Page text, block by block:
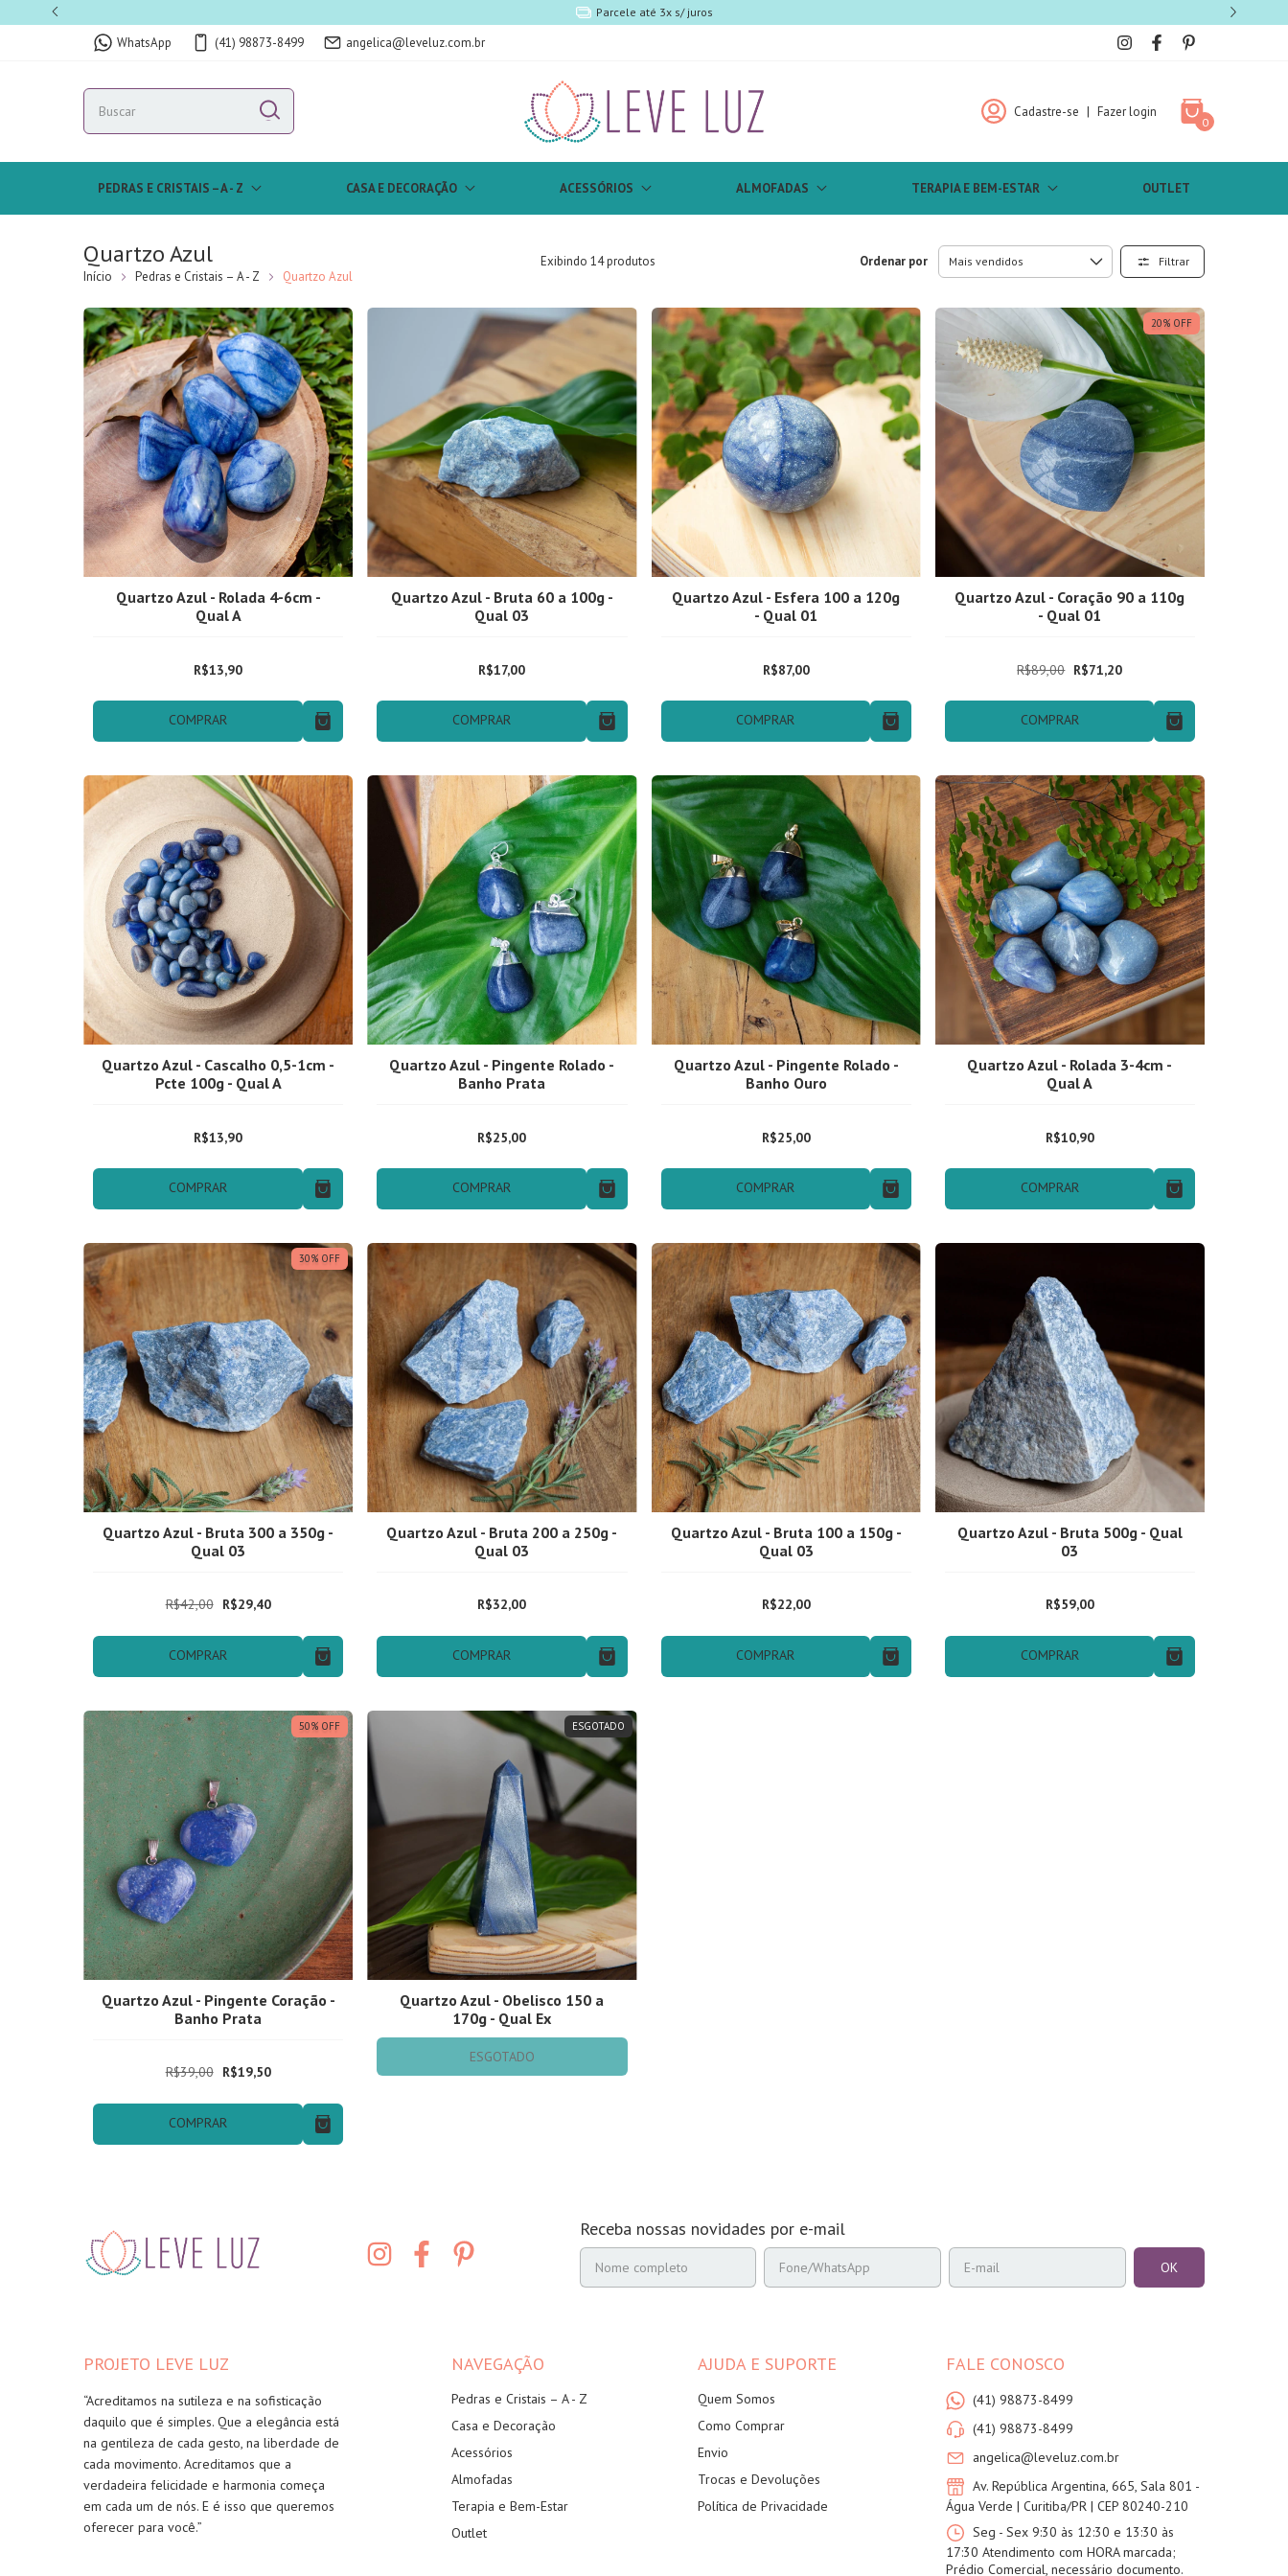
5% off no PIX
WhatsApp (41) 98873-8499 angelica@leveluz.com.br
Cadastre-se | Fazer login
0
PEDRAS E CRISTAIS – A - Z CASA E DECORAÇÃO ACESSÓRIOS ALMOFADAS TERAPIA E BEM-ESTAR OUTLET
Quartzo Azul
Início Pedras e Cristais – A - Z Quartzo Azul
Exibindo 14 produtos Ordenar por Filtrar
Quartzo Azul - Rolada 4-6cm -
Qual A
R$13,90
COMPRAR
Quartzo Azul - Bruta 60 a 100g -
Qual 03
R$17,00
COMPRAR
Quartzo Azul - Esfera 100 a 120g
- Qual 01
R$87,00
COMPRAR
20% OFF
Quartzo Azul - Coração 90 a 110g
- Qual 01
R$89,00 R$71,20
COMPRAR
Quartzo Azul - Cascalho 0,5-1cm -
Pcte 100g - Qual A
R$13,90
COMPRAR
Quartzo Azul - Pingente Rolado -
Banho Prata
R$25,00
COMPRAR
Quartzo Azul - Pingente Rolado -
Banho Ouro
R$25,00
COMPRAR
Quartzo Azul - Rolada 3-4cm -
Qual A
R$10,90
COMPRAR
30% OFF
Quartzo Azul - Bruta 300 a 350g -
Qual 03
R$42,00 R$29,40
COMPRAR
Quartzo Azul - Bruta 200 a 250g -
Qual 03
R$32,00
COMPRAR
Quartzo Azul - Bruta 100 a 150g -
Qual 03
R$22,00
COMPRAR
Quartzo Azul - Bruta 500g - Qual
03
R$59,00
COMPRAR
50% OFF
Quartzo Azul - Pingente Coração -
Banho Prata
R$39,00 R$19,50
COMPRAR
ESGOTADO
Quartzo Azul - Obelisco 150 a
170g - Qual Ex
ESGOTADO
Receba nossas novidades por e-mail
PROJETO LEVE LUZ
“Acreditamos na sutileza e na sofisticação
daquilo que é simples. Que a elegância está
na gentileza de cada gesto, na liberdade de
cada movimento. Acreditamos que a
verdadeira felicidade e harmonia começa
em cada um de nós. E é isso que queremos
oferecer para você.”
NAVEGAÇÃO
Pedras e Cristais – A - Z
Casa e Decoração
Acessórios
Almofadas
Terapia e Bem-Estar
Outlet
AJUDA E SUPORTE
Quem Somos
Como Comprar
Envio
Trocas e Devoluções
Política de Privacidade
FALE CONOSCO
(41) 98873-8499
(41) 98873-8499
angelica@leveluz.com.br
Av. República Argentina, 665, Sala 801 -
Água Verde | Curitiba/PR | CEP 80240-210
Seg - Sex 9:30 às 12:30 e 13:30 às
17:30 Atendimento com HORA marcada;
Prédio Comercial, necessário documento.